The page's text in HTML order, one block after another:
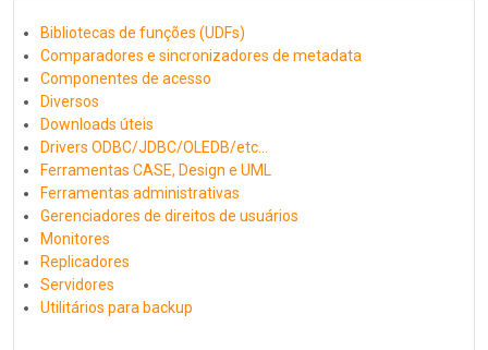
Bibliotecas de funções (UDFs)
Comparadores e sincronizadores de metadata
Componentes de acesso
Diversos
Downloads úteis
Drivers ODBC/JDBC/OLEDB/etc...
Ferramentas CASE, Design e UML
Ferramentas administrativas
Gerenciadores de direitos de usuários
Monitores
Replicadores
Servidores
Utilitários para backup